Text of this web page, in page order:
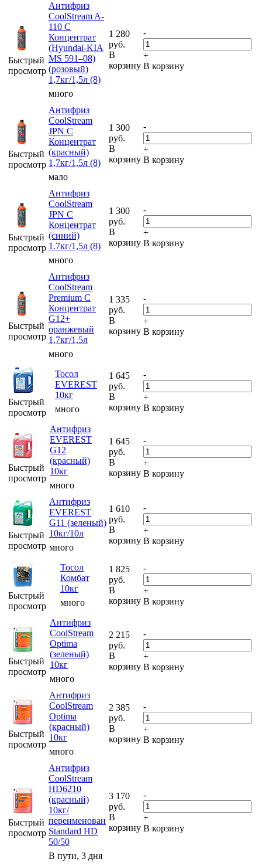
Быстрый
просмотр
Антифриз
CoolStream A-
110 C
Концентрат
(Hyundai-KIA
MS 591–08)
(розовый)
1,7кг/1,5л (8)
много
1 280
руб.
В
корзину
-
+
В корзину
Быстрый
просмотр
Антифриз
CoolStream
JPN C
Концентрат
(красный)
1,7кг/1,5л (8)
мало
1 300
руб.
В
корзину
-
+
В корзину
Быстрый
просмотр
Антифриз
CoolStream
JPN C
Концентрат
(синий)
1.7кг/1,5л (8)
много
1 300
руб.
В
корзину
-
+
В корзину
Быстрый
просмотр
Антифриз
CoolStream
Premium C
Концентрат
G12+
оранжевый
1,7кг/1,5л
много
1 335
руб.
В
корзину
-
+
В корзину
Быстрый
просмотр
Тосол
EVEREST
10кг
много
1 645
руб.
В
корзину
-
+
В корзину
Быстрый
просмотр
Антифриз
EVEREST
G12
(красный)
10кг
много
1 645
руб.
В
корзину
-
+
В корзину
Быстрый
просмотр
Антифриз
EVEREST
G11 (зеленый)
10кг/10л
много
1 610
руб.
В
корзину
-
+
В корзину
Быстрый
просмотр
Тосол
Комбат
10кг
много
1 825
руб.
В
корзину
-
+
В корзину
Быстрый
просмотр
Антифриз
CoolStream
Optima
(зеленый)
10кг
много
2 215
руб.
В
корзину
-
+
В корзину
Быстрый
просмотр
Антифриз
CoolStream
Optima
(красный)
10кг
много
2 385
руб.
В
корзину
-
+
В корзину
Быстрый
просмотр
Антифриз
CoolStream
HD6210
(красный)
10кг/
переименован
Standard HD
50/50
В пути, 3 дня
3 170
руб.
В
корзину
-
+
В корзину